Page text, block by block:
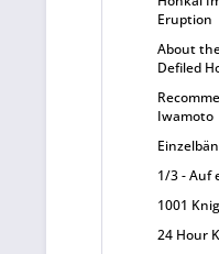
Eruption
About
Defiled
Iwamoto
1/3 - Auf
1001
24 Hour